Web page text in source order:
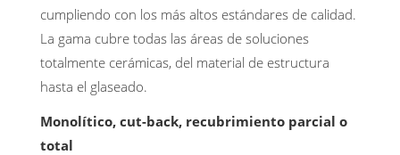
cumpliendo con los más altos estándares de calidad.
La gama cubre todas las áreas de soluciones
totalmente cerámicas, del material de estructura
hasta el glaseado.
Monolítico, cut-back, recubrimiento parcial o
total